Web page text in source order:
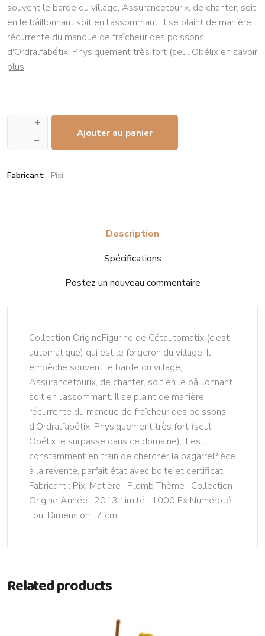
souvent le barde du village, Assurancetourix, de chanter, soit
en le bâillonnant soit en l'assommant. Il se plaint de manière
récurrente du manque de fraîcheur des poissons
d'Ordralfabétix. Physiquement très fort (seul Obélix en savoir
plus
+
–
Ajouter au panier
Fabricant: Pixi
Description
Spécifications
Postez un nouveau commentaire
Collection OrigineFigurine de Cétautomatix (c'est
automatique) qui est le forgeron du village. Il
empêche souvent le barde du village,
Assurancetourix, de chanter, soit en le bâillonnant
soit en l'assommant. Il se plaint de manière
récurrente du manque de fraîcheur des poissons
d'Ordralfabétix. Physiquement très fort (seul
Obélix le surpasse dans ce domaine), il est
constamment en train de chercher la bagarrePièce
à la revente, parfait état avec boite et certificat
Fabricant : Pixi Matière : Plomb Thème : Collection
Origine Année : 2013 Limité : 1000 Ex Numéroté
: oui Dimension : 7 cm
Related products